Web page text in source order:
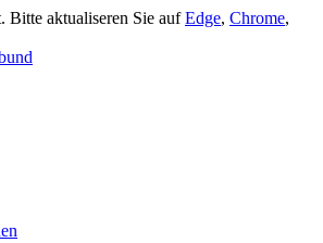
Bitte aktualiseren Sie aufEdge, Chrome,